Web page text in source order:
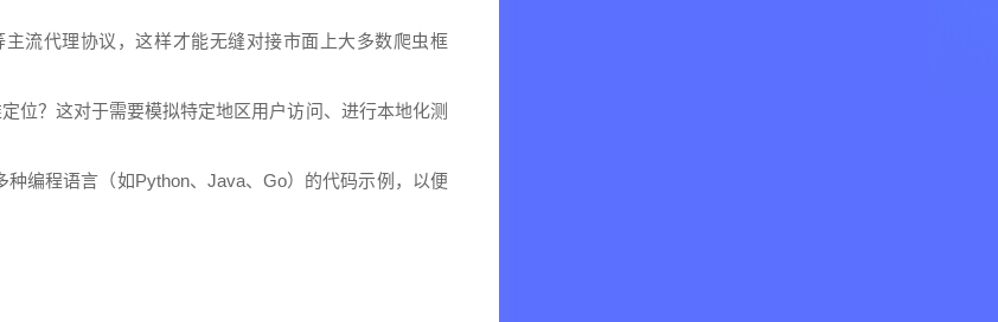
流代理协议，这样才能无缝对接市面上大多数爬虫框
位？这对于需要模拟特定地区用户访问、进行本地化测
编程语言（如Python、Java、Go）的代码示例，以便